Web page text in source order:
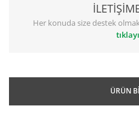
Her konuda size destek
ÜRÜN